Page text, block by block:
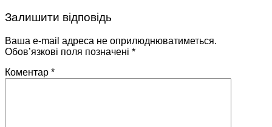
Залишити відповідь
Ваша e-mail адреса не оприлюднюватиметься.
Обов’язкові поля позначені *
Коментар *